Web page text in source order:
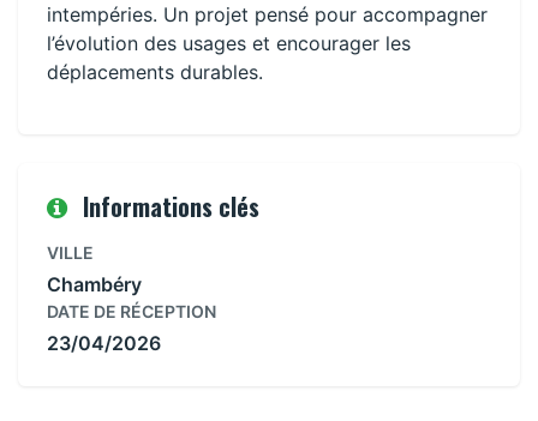
intempéries. Un projet pensé pour accompagner
l’évolution des usages et encourager les
déplacements durables.
Informations clés
VILLE
Chambéry
DATE DE RÉCEPTION
23/04/2026